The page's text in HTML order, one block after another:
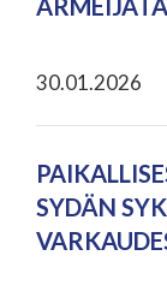
30.01.2026
SYDÄN